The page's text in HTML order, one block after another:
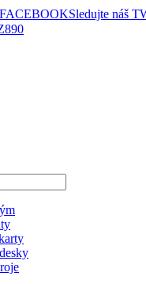
Sledujte náš